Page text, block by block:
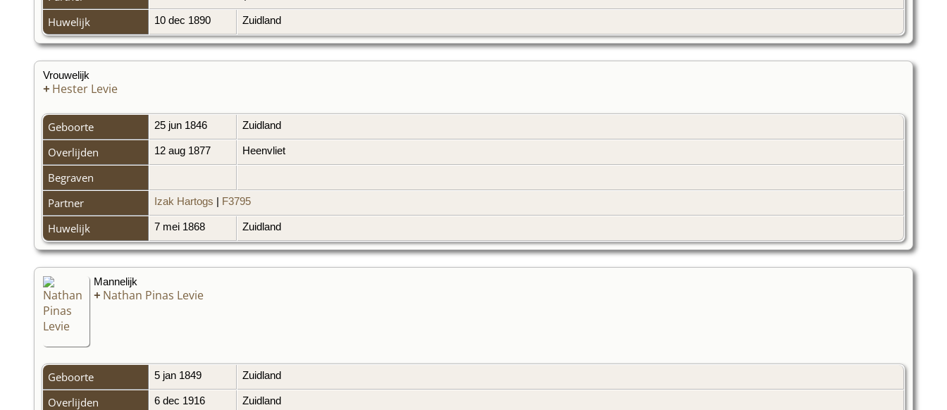
Huwelijk 10 dec 1890 Zuidland
Vrouwelijk
+ Hester Levie
Geboorte 25 jun 1846 Zuidland
Overlijden 12 aug 1877 Heenvliet
Begraven
Partner
Izak Hartogs | F3795
Huwelijk 7 mei 1868 Zuidland
Mannelijk
+ Nathan Pinas Levie
Geboorte 5 jan 1849 Zuidland
Overlijden 6 dec 1916 Zuidland